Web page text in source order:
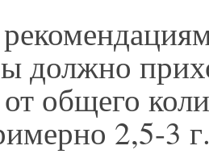
должно
общего
2,5-3